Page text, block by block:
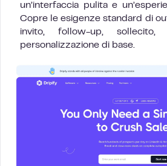
un’interfaccia pulita e
Copre le esigenze standard di
invito, follow-up,
personalizzazione di base.